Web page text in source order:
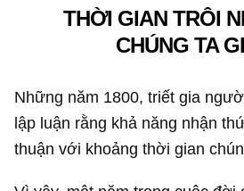
THỜI GIAN TRÔI
CHÚNG TA
Những năm 1800, triết gia
lập luận rằng khả năng nhận
thuận với khoảng thời gian